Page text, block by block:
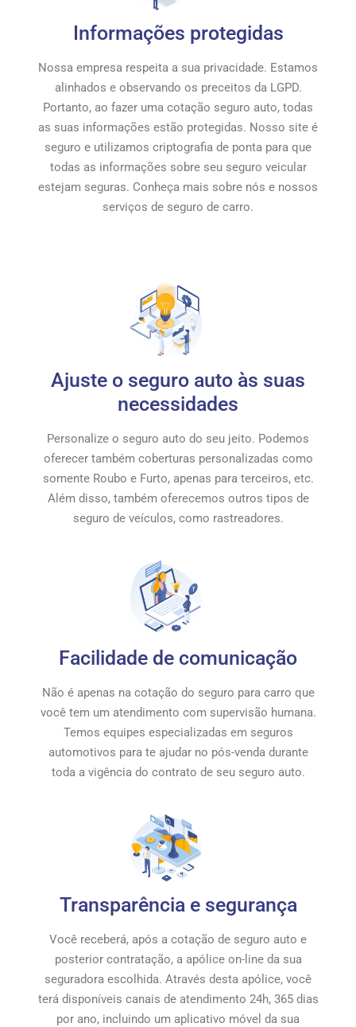
Informações protegidas
Nossa empresa respeita a sua privacidade. Estamos
alinhados e observando os preceitos da LGPD.
Portanto, ao fazer uma cotação seguro auto, todas
as suas informações estão protegidas. Nosso site é
seguro e utilizamos criptografia de ponta para que
todas as informações sobre seu seguro veicular
estejam seguras. Conheça mais sobre nós e nossos
serviços de seguro de carro.
Ajuste o seguro auto às suas
necessidades
Personalize o seguro auto do seu jeito. Podemos
oferecer também coberturas personalizadas como
somente Roubo e Furto, apenas para terceiros, etc.
Além disso, também oferecemos outros tipos de
seguro de veículos, como rastreadores.
Facilidade de comunicação
Não é apenas na cotação do seguro para carro que
você tem um atendimento com supervisão humana.
Temos equipes especializadas em seguros
automotivos para te ajudar no pós-venda durante
toda a vigência do contrato de seu seguro auto.
Transparência e segurança
Você receberá, após a cotação de seguro auto e
posterior contratação, a apólice on-line da sua
seguradora escolhida. Através desta apólice, você
terá disponíveis canais de atendimento 24h, 365 dias
por ano, incluindo um aplicativo móvel da sua